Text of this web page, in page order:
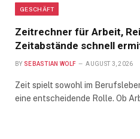
GESCHÄFT
Zeitrechner für Arbeit,
Zeitabstände schnell
BY SEBASTIAN WOLF AUGUST 3, 2026
Zeit spielt sowohl im
eine entscheidende Rolle. Ob